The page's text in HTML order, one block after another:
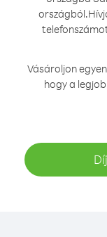
országból.
Vásároljon
hogy a